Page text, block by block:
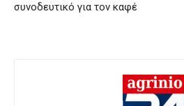
συνοδευτικό για τον καφέ